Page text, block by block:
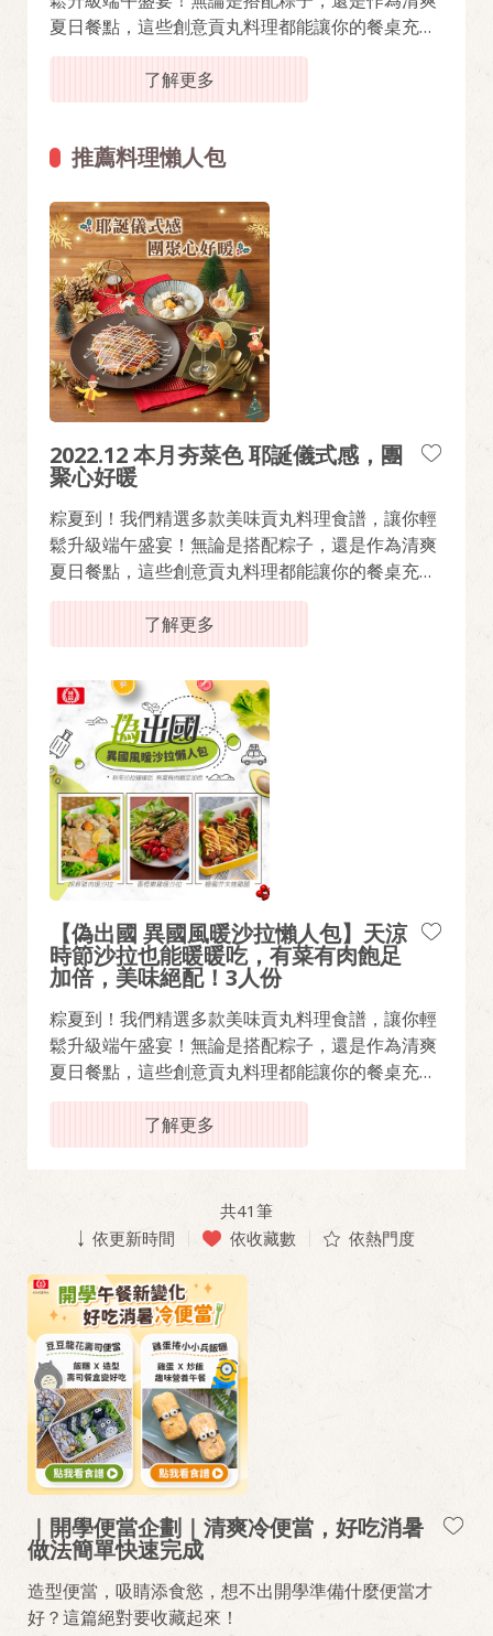
夏日餐點，這些創意貢丸料理都能讓你的餐桌充滿
丸美驚喜！
了解更多
推薦料理懶人包
2022.12 本月夯菜色 耶誕儀式感，團
聚心好暖
粽夏到！我們精選多款美味貢丸料理食譜，讓你輕
鬆升級端午盛宴！無論是搭配粽子，還是作為清爽
夏日餐點，這些創意貢丸料理都能讓你的餐桌充滿
丸美驚喜！
了解更多
【偽出國 異國風暖沙拉懶人包】天涼
時節沙拉也能暖暖吃，有菜有肉飽足
加倍，美味絕配！3人份
粽夏到！我們精選多款美味貢丸料理食譜，讓你輕
鬆升級端午盛宴！無論是搭配粽子，還是作為清爽
夏日餐點，這些創意貢丸料理都能讓你的餐桌充滿
丸美驚喜！
了解更多
共41 筆
依更新時間
依收藏數 依熱門度
｜開學便當企劃｜清爽冷便當，好吃消暑
做法簡單快速完成
造型便當，吸睛添食慾，想不出開學準備什麼便當才
好？這篇絕對要收藏起來！